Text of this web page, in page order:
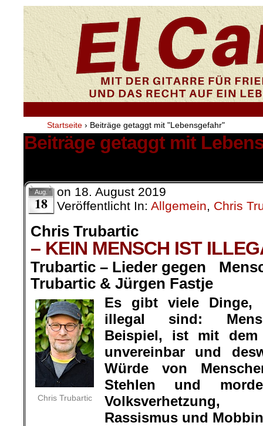
Startseite › Beiträge getaggt mit "Lebensgefahr"
Beiträge getaggt mit
Aug.
18
on 18. August 2019
Veröffentlicht In: Allgemein, Chris
Chris Trubartic
– KEIN MENSCH IST
Trubartic – Lieder gegen
Trubartic & Jürgen Fastje
Chris Trubartic
Es gibt viele Dinge,
illegal sind:
Beispiel, ist mit dem
unvereinbar und
Würde von
Stehlen und
Volksverhetzung,
Rassismus und